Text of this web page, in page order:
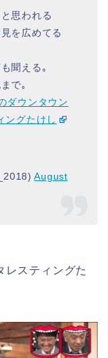
思われる
を広めてる
聞える｡
で｡
ダウンタウン
ングたけし
August
レスティングた